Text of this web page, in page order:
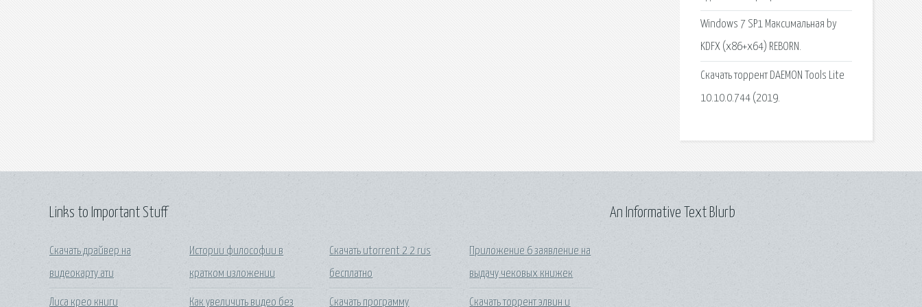
Windows 7 SP1 Максимальная by
KDFX (x86+x64) REBORN.
Скачать торрент DAEMON Tools Lite
10.10.0.744 (2019.
Links to Important Stuff
Скачать драйвер на
видеокарту ати
Лиса крео книги
Истории философии в
кратком изложении
Как увеличить видео без
Скачать utorrent 2 2 rus
бесплатно
Скачать программу
Приложение 6 заявление на
выдачу чековых книжек
Скачать торрент элвин и
An Informative Text Blurb